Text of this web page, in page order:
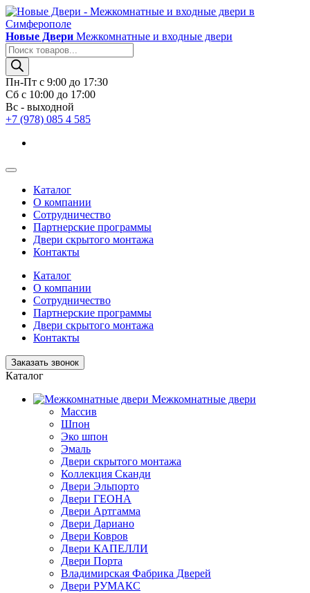
Новые Двери Межкомнатные и входные двери
Поиск
товаров
Пн-Пт с 9:00 до 17:30
Сб с 10:00 до 17:00
Вс - выходной
+7 (978) 085 4 585
Каталог
О компании
Сотрудничество
Партнерские программы
Двери скрытого монтажа
Контакты
Каталог
О компании
Сотрудничество
Партнерские программы
Двери скрытого монтажа
Контакты
Заказать звонок
Каталог
Межкомнатные двери
Массив
Шпон
Эко шпон
Эмаль
Двери скрытого монтажа
Коллекция Сканди
Двери Эльпорто
Двери ГЕОНА
Двери Артгамма
Двери Дариано
Двери Ковров
Двери КАПЕЛЛИ
Двери Порта
Владимирская Фабрика Дверей
Двери РУМАКС